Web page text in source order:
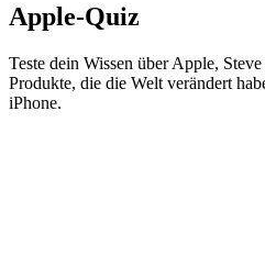
Apple-Quiz
Teste dein Wissen über Apple,
Produkte, die die Welt verändert
iPhone.